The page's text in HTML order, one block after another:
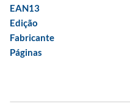
EAN13
Edição
Fabricante
Páginas